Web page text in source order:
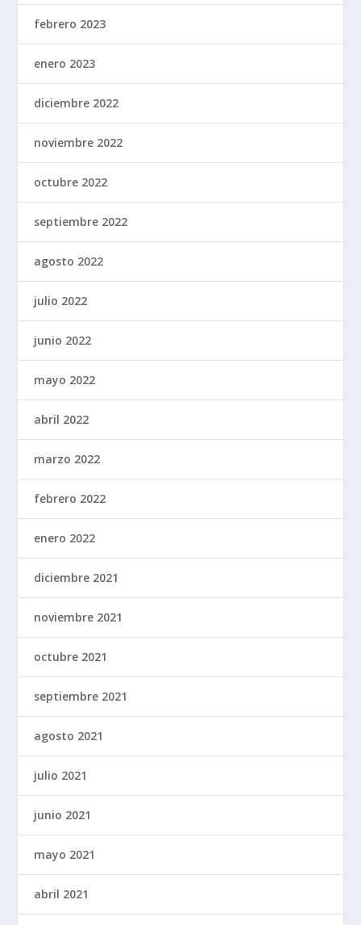
febrero 2023
enero 2023
diciembre 2022
noviembre 2022
octubre 2022
septiembre 2022
agosto 2022
julio 2022
junio 2022
mayo 2022
abril 2022
marzo 2022
febrero 2022
enero 2022
diciembre 2021
noviembre 2021
octubre 2021
septiembre 2021
agosto 2021
julio 2021
junio 2021
mayo 2021
abril 2021